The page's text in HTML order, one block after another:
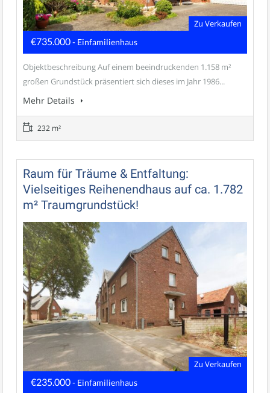
Zu Verkaufen
€735.000- Einfamilienhaus
Objektbeschreibung Auf einem beeindruckenden 1.158 m²
großen Grundstück präsentiert sich dieses im Jahr 1986...
Mehr Details
232 m²
Raum für Träume & Entfaltung:
Vielseitiges Reihenendhaus auf ca. 1.782
m² Traumgrundstück!
Zu Verkaufen
€235.000- Einfamilienhaus